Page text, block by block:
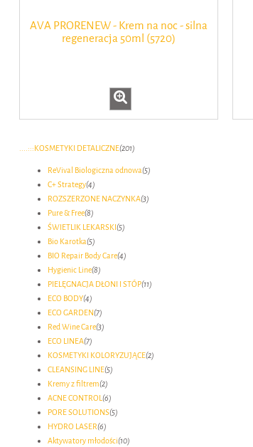
AVA PRORENEW - Krem na noc - silna
regeneracja 50ml (5720)
....:::KOSMETYKI DETALICZNE(201)
ReVival Biologiczna odnowa(5)
C+ Strategy(4)
ROZSZERZONE NACZYNKA(3)
Pure & Free(8)
ŚWIETLIK LEKARSKI(5)
Bio Karotka(5)
BIO Repair Body Care(4)
Hygienic Line(8)
PIELĘGNACJA DŁONI I STÓP(11)
ECO BODY(4)
ECO GARDEN(7)
Red Wine Care(3)
ECO LINEA(7)
KOSMETYKI KOLORYZUJĄCE(2)
CLEANSING LINE(5)
Kremy z filtrem(2)
ACNE CONTROL(6)
PORE SOLUTIONS(5)
HYDRO LASER(6)
Aktywatory młodości(10)